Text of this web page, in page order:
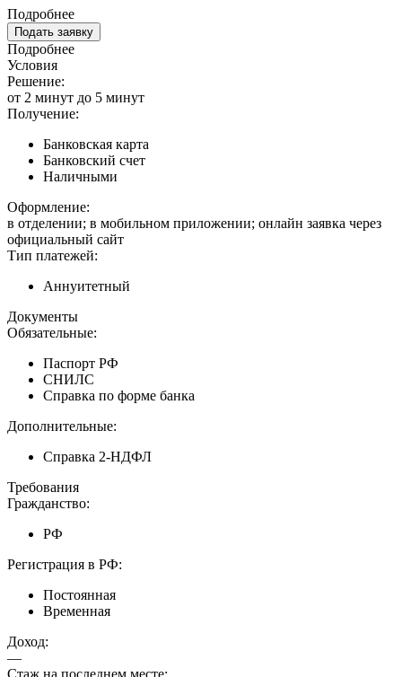
Подробнее
Подать заявку
Подробнее
Условия
Решение:
от 2 минут до 5 минут
Получение:
Банковская карта
Банковский счет
Наличными
Оформление:
в отделении; в мобильном приложении; онлайн заявка через
официальный сайт
Тип платежей:
Аннуитетный
Документы
Обязательные:
Паспорт РФ
СНИЛС
Справка по форме банка
Дополнительные:
Справка 2-НДФЛ
Требования
Гражданство:
РФ
Регистрация в РФ:
Постоянная
Временная
Доход:
—
Стаж на последнем месте: